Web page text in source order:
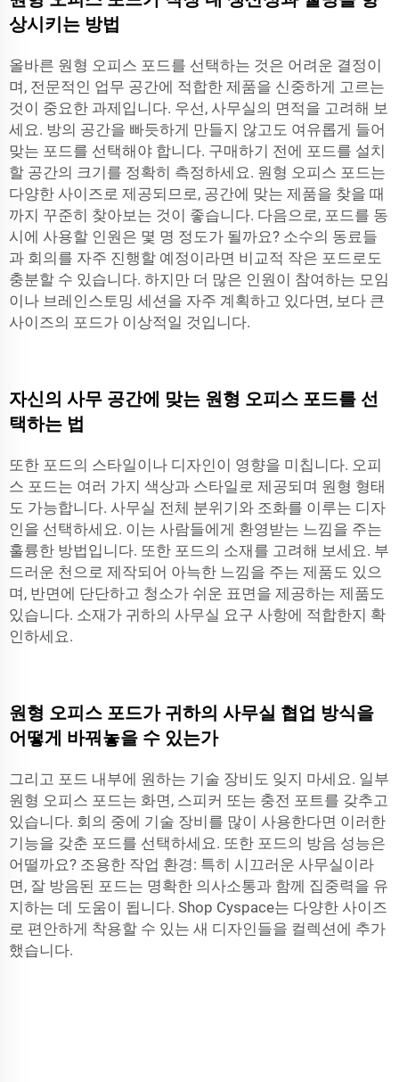
상시키는 방법
올바른 원형 오피스 포드를 선택하는 것은 어려운 결정이
며, 전문적인 업무 공간에 적합한 제품을 신중하게 고르는
것이 중요한 과제입니다. 우선, 사무실의 면적을 고려해 보
세요. 방의 공간을 빠듯하게 만들지 않고도 여유롭게 들어
맞는 포드를 선택해야 합니다. 구매하기 전에 포드를 설치
할 공간의 크기를 정확히 측정하세요. 원형 오피스 포드는
다양한 사이즈로 제공되므로, 공간에 맞는 제품을 찾을 때
까지 꾸준히 찾아보는 것이 좋습니다. 다음으로, 포드를 동
시에 사용할 인원은 몇 명 정도가 될까요? 소수의 동료들
과 회의를 자주 진행할 예정이라면 비교적 작은 포드로도
충분할 수 있습니다. 하지만 더 많은 인원이 참여하는 모임
이나 브레인스토밍 세션을 자주 계획하고 있다면, 보다 큰
사이즈의 포드가 이상적일 것입니다.
자신의 사무 공간에 맞는 원형 오피스 포드를 선
택하는 법
또한 포드의 스타일이나 디자인이 영향을 미칩니다. 오피
스 포드는 여러 가지 색상과 스타일로 제공되며 원형 형태
도 가능합니다. 사무실 전체 분위기와 조화를 이루는 디자
인을 선택하세요. 이는 사람들에게 환영받는 느낌을 주는
훌륭한 방법입니다. 또한 포드의 소재를 고려해 보세요. 부
드러운 천으로 제작되어 아늑한 느낌을 주는 제품도 있으
며, 반면에 단단하고 청소가 쉬운 표면을 제공하는 제품도
있습니다. 소재가 귀하의 사무실 요구 사항에 적합한지 확
인하세요.
원형 오피스 포드가 귀하의 사무실 협업 방식을
어떻게 바꿔놓을 수 있는가
그리고 포드 내부에 원하는 기술 장비도 잊지 마세요. 일부
원형 오피스 포드는 화면, 스피커 또는 충전 포트를 갖추고
있습니다. 회의 중에 기술 장비를 많이 사용한다면 이러한
기능을 갖춘 포드를 선택하세요. 또한 포드의 방음 성능은
어떨까요? 조용한 작업 환경: 특히 시끄러운 사무실이라
면, 잘 방음된 포드는 명확한 의사소통과 함께 집중력을 유
지하는 데 도움이 됩니다. Shop Cyspace는 다양한 사이즈
로 편안하게 착용할 수 있는 새 디자인들을 컬렉션에 추가
했습니다.